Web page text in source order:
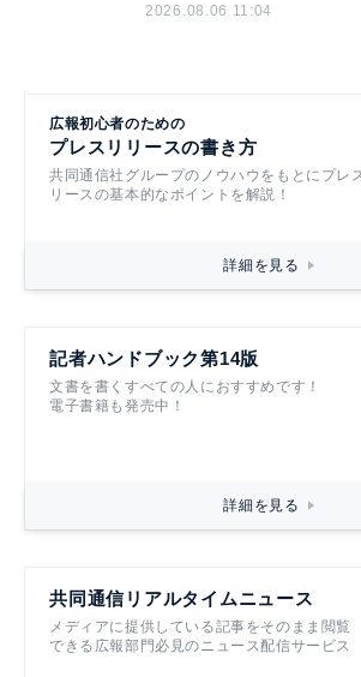
2026.08.06 11:04
広報初心者のための
プレスリリースの書き方
共同通信社グループのノウハウをもとにプレ
リースの基本的なポイントを解説！
詳細を見る
記者ハンドブック第14版
文書を書くすべての人におすすめです！
電子書籍も発売中！
詳細を見る
共同通信リアルタイムニュース
メディアに提供している記事をそのまま閲覧
できる広報部門必見のニュース配信サービス